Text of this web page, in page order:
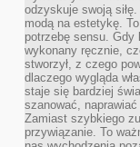
odzyskuje swoją
modą na estetykę.
potrzebę sensu. Gdy
wykonany ręcznie,
stworzył, z czego
dlaczego wygląda
staje się bardziej
szanować,
Zamiast szybkiego
przywiązanie. To